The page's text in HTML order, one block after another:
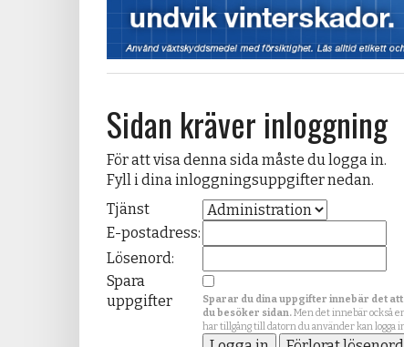
Sidan kräver inloggning
För att visa denna sida måste du logga in.
Fyll i dina inloggningsuppgifter nedan.
Tjänst
E-postadress:
Lösenord:
Spara
uppgifter
Sparar du dina uppgifter innebär det
du besöker sidan.Men det innebär också
har tillgång till datorn du använder kan logga